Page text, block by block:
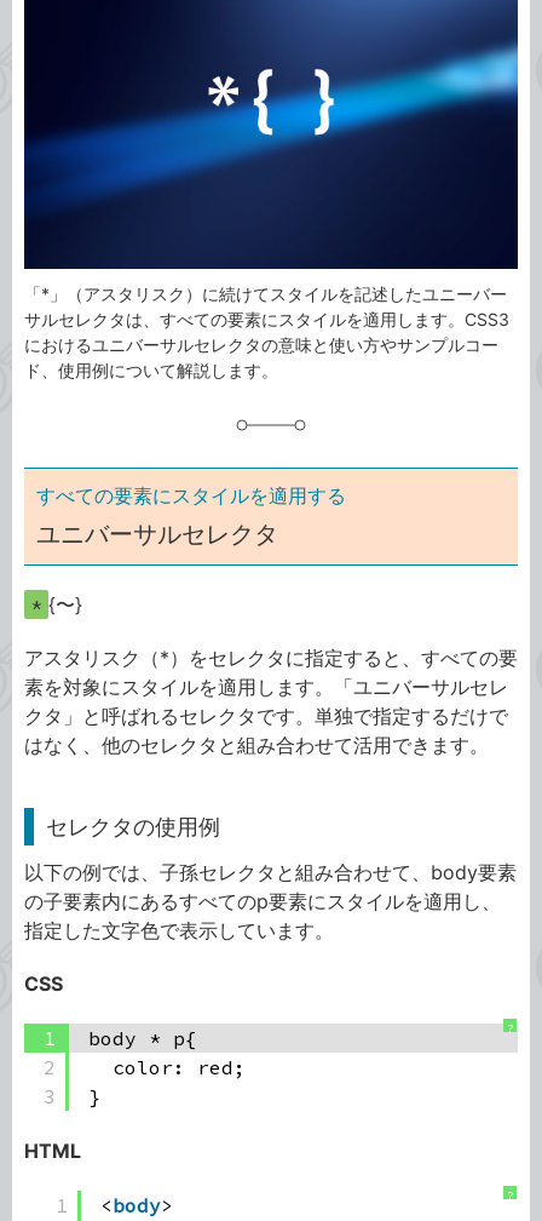
「*」（アスタリスク）に続けてスタイルを記述したユニーバー
サルセレクタは、すべての要素にスタイルを適用します。CSS3
におけるユニバーサルセレクタの意味と使い方やサンプルコー
ド、使用例について解説します。
すべての要素にスタイルを適用する
ユニバーサルセレクタ
* {〜}
アスタリスク（*）をセレクタに指定すると、すべての要
素を対象にスタイルを適用します。「ユニバーサルセレ
クタ」と呼ばれるセレクタです。単独で指定するだけで
はなく、他のセレクタと組み合わせて活用できます。
セレクタの使用例
以下の例では、子孫セレクタと組み合わせて、body要素
の子要素内にあるすべてのp要素にスタイルを適用し、
指定した文字色で表示しています。
CSS
?
1
2
3
body * p{
color: red;
}
HTML
?
1
<body>